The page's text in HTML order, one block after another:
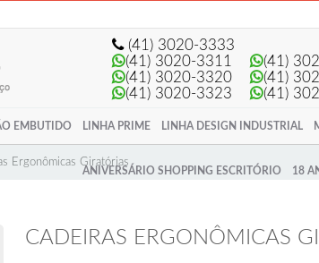
Minha lista de presentes
(41) 3020-3333
(41) 3020-3311
(41)
(41) 3020-3320
(41)
(41) 3020-3323
(41)
EMBUTIDO LINHA PRIME LINHA DESIGN INDUSTRIAL
ANIVERSÁRIO SHOPPING ESCRITÓRIO 18
Ergonômicas Giratórias
CADEIRAS ERGONÔMICAS